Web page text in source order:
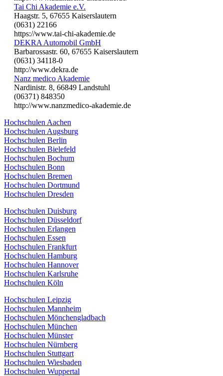
Tai Chi Akademie e.V.
Haagstr. 5, 67655 Kaiserslautern
(0631) 22166
https://www.tai-chi-akademie.de
DEKRA Automobil GmbH
Barbarossastr. 60, 67655 Kaiserslautern
(0631) 34118-0
http://www.dekra.de
Nanz medico Akademie
Nardinistr. 8, 66849 Landstuhl
(06371) 848350
http://www.nanzmedico-akademie.de
Hochschulen Aachen
Hochschulen Augsburg
Hochschulen Berlin
Hochschulen Bielefeld
Hochschulen Bochum
Hochschulen Bonn
Hochschulen Bremen
Hochschulen Dortmund
Hochschulen Dresden
Hochschulen Duisburg
Hochschulen Düsseldorf
Hochschulen Erlangen
Hochschulen Essen
Hochschulen Frankfurt
Hochschulen Hamburg
Hochschulen Hannover
Hochschulen Karlsruhe
Hochschulen Köln
Hochschulen Leipzig
Hochschulen Mannheim
Hochschulen Mönchengladbach
Hochschulen München
Hochschulen Münster
Hochschulen Nürnberg
Hochschulen Stuttgart
Hochschulen Wiesbaden
Hochschulen Wuppertal